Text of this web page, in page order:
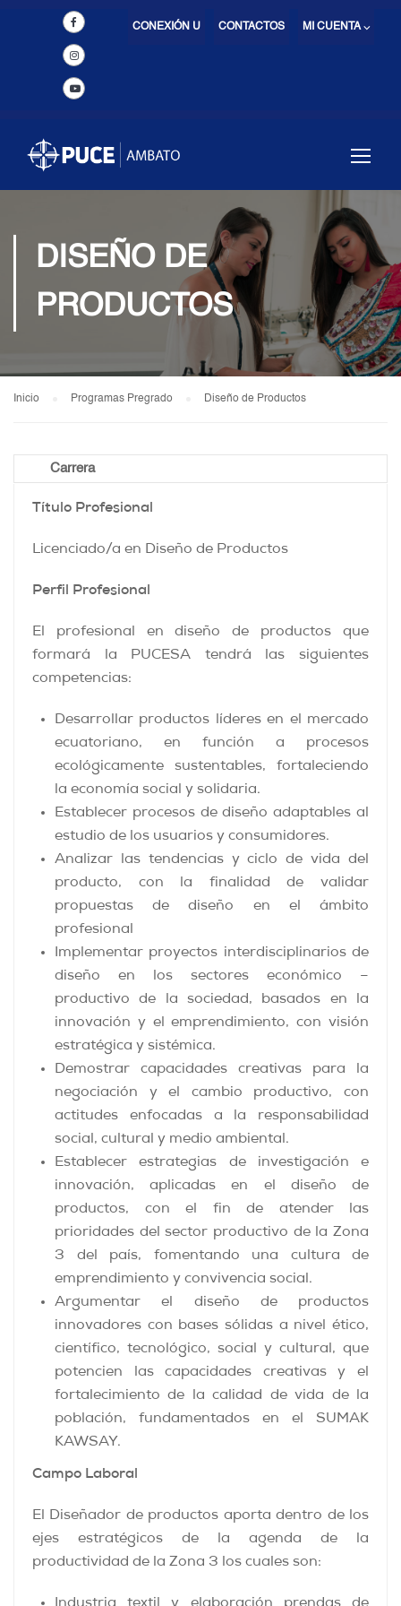
MI CUENTA ⌵
CONTACTOS
CONEXIÓN U
DISEÑO DE
PRODUCTOS
Inicio Programas Pregrado Diseño de Productos
Carrera
Título Profesional
Licenciado/a en Diseño de Productos
Perfil Profesional
El profesional en diseño de productos que
formará la PUCESA tendrá las siguientes
competencias:
Desarrollar productos líderes en el mercado
ecuatoriano, en función a procesos
ecológicamente sustentables, fortaleciendo
la economía social y solidaria.
Establecer procesos de diseño adaptables al
estudio de los usuarios y consumidores.
Analizar las tendencias y ciclo de vida del
producto, con la finalidad de validar
propuestas de diseño en el ámbito
profesional
Implementar proyectos interdisciplinarios de
diseño en los sectores económico –
productivo de la sociedad, basados en la
innovación y el emprendimiento, con visión
estratégica y sistémica.
Demostrar capacidades creativas para la
negociación y el cambio productivo, con
actitudes enfocadas a la responsabilidad
social, cultural y medio ambiental.
Establecer estrategias de investigación e
innovación, aplicadas en el diseño de
productos, con el fin de atender las
prioridades del sector productivo de la Zona
3 del país, fomentando una cultura de
emprendimiento y convivencia social.
Argumentar el diseño de productos
innovadores con bases sólidas a nivel ético,
científico, tecnológico, social y cultural, que
potencien las capacidades creativas y el
fortalecimiento de la calidad de vida de la
población, fundamentados en el SUMAK
KAWSAY.
Campo Laboral
El Diseñador de productos aporta dentro de los
ejes estratégicos de la agenda de la
productividad de la Zona 3 los cuales son: